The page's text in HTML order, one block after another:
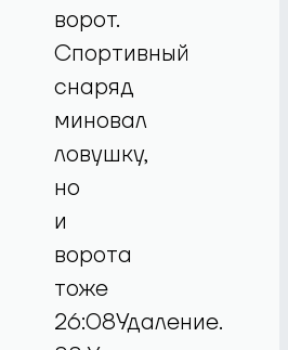
ворот.
Спортивный
снаряд
миновал
ловушку,
но
и
ворота
тоже
26:08Удаление.